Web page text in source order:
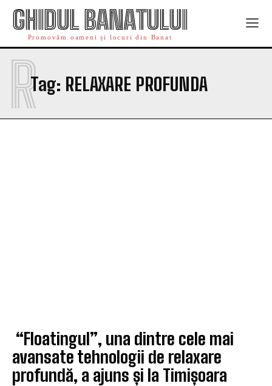
GHIDUL BANATULUI
Promovăm oameni și locuri din Banat
Tag: RELAXARE PROFUNDA
R
“Floatingul”, una dintre cele mai
avansate tehnologii de relaxare
profundă, a ajuns și la Timișoara